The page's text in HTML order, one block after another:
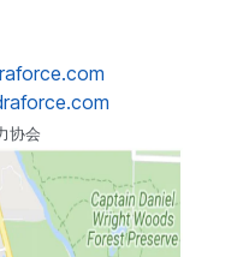
协会